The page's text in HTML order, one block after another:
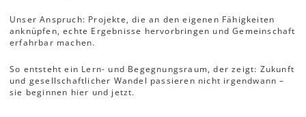
Unser Anspruch: Projekte, die an den eigenen Fähigkeiten
anknüpfen, echte Ergebnisse hervorbringen und Gemeinschaft
erfahrbar machen.
So entsteht ein Lern- und Begegnungsraum, der zeigt: Zukunft
und gesellschaftlicher Wandel passieren nicht irgendwann –
sie beginnen hier und jetzt.